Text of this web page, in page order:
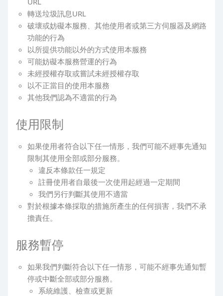
轉送垃圾訊息URL
破壞或妨礙本服務、其他使用者或第三方伺服器及網路
功能的行為
以所提供功能以外的方式使用本服務
可能妨礙本服務營運的行為
未經授權存取或嘗試未經授權存取
以不正當目的使用本服務
其他我們認為不適當的行為
使用限制
如果使用者符合以下任一情形，我們可能不經事先通知
限制其使用全部或部分服務。
違反本條款任一規定
註冊使用者自最後一次使用起經過一定期間
我們另行判斷其使用不適當
對於根據本條採取的措施所產生的任何損害，我們不承
擔責任。
服務暫停
如果我們判斷符合以下任一情形，可能不經事先通知暫
停或中斷全部或部分服務。
系統維護、檢查或更新